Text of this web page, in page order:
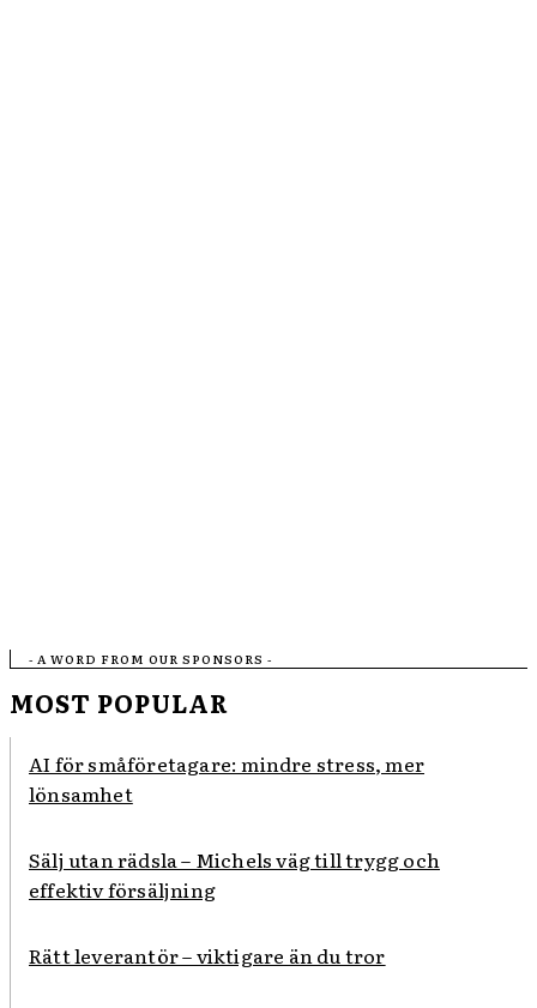
- A WORD FROM OUR SPONSORS -
MOST POPULAR
AI för småföretagare: mindre stress, mer
lönsamhet
Sälj utan rädsla – Michels väg till trygg och
effektiv försäljning
Rätt leverantör – viktigare än du tror